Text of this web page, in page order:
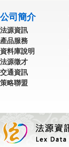
公司簡介
法源資訊
產品服務
資料庫說明
法源徵才
交通資訊
策略聯盟